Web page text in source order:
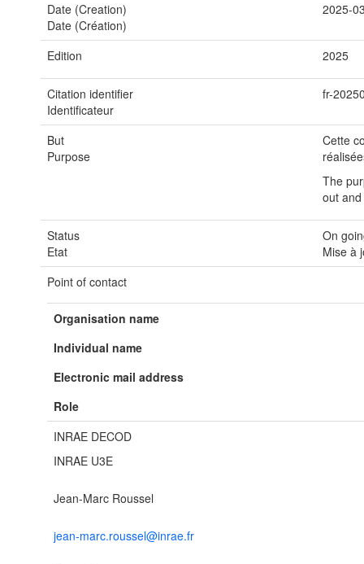
Date (Creation)
Date (Création)
2025-
Edition 2025
Citation identifier
Identificateur
fr-
But
Purpose
Cette
The
out
Status
Etat
On
Mise à
Point of contact
Organisation name
Individual name
Electronic mail address
Role
INRAE DECOD
INRAE U3E
Jean-Marc Roussel
jean-marc.roussel@inrae.fr